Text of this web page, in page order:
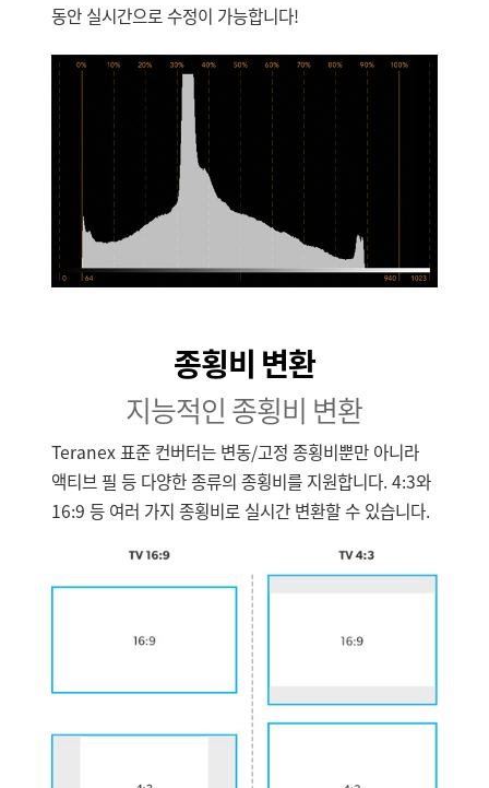
동안 실시간으로 수정이 가능합니다!
종횡비 변환
지능적인 종횡비 변환
Teranex 표준 컨버터는 변동/고정 종횡비뿐만 아니라
액티브 필 등 다양한 종류의 종횡비를 지원합니다. 4:3와
16:9 등 여러 가지 종횡비로 실시간 변환할 수 있습니다.